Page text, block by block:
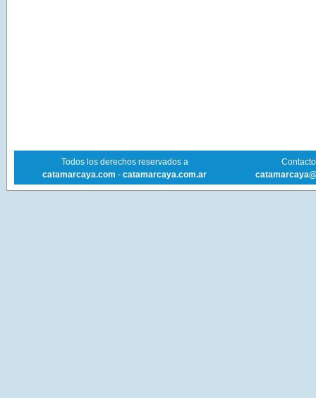
Todos los derechos reservados a
catamarcaya.com - catamarcaya.com.ar